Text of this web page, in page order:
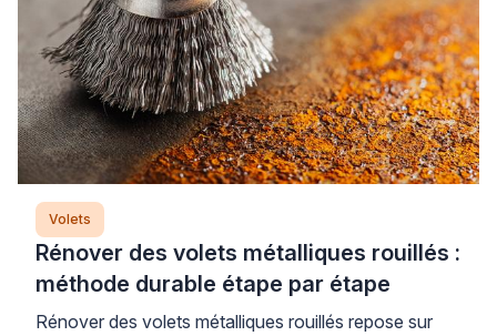
Volets
Rénover des volets métalliques rouillés :
méthode durable étape par étape
Rénover des volets métalliques rouillés repose sur